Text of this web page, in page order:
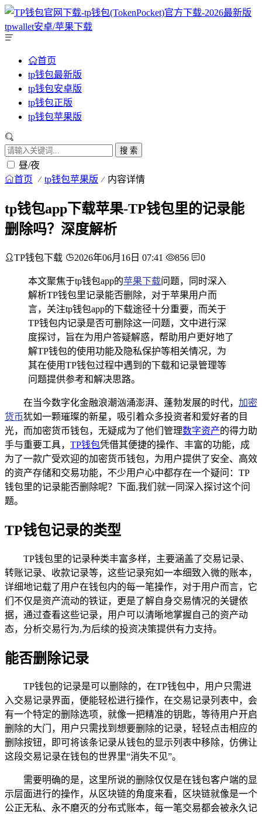
首页
tp钱包最新版
tp钱包安卓版
tp钱包正版
tp钱包苹果版
搜 索
昼/夜
首页 tp钱包苹果版 内容详情
tp钱包app下载苹果-TP钱包里的记录能
删除吗？深度解析
TP钱包下载 2026年06月16日 07:41 856 0
本文聚焦于tp钱包app的苹果下载问题，同时深入
解析TP钱包里记录能否删除，对于苹果用户而
言，关注tp钱包app的下载途径十分重要，而关于
TP钱包内记录是否可删除这一问题，文中进行深
度探讨，旨在为用户答疑解惑，帮助用户更好地了
解TP钱包的使用功能及隐私保护等相关情况，为
其在使用TP钱包过程中遇到的下载和记录管理等
问题提供参考和解决思路。
在当今数字化金融浪潮汹涌澎湃、蓬勃发展的时代， 加密
货币犹如一颗璀璨的新星，吸引着众多投资者和爱好者的目
光，而加密货币钱包，无疑成为了他们管理数字资产的得力助
手与重要工具， TP钱包凭借其便捷的操作、丰富的功能，成
为了一款广受欢迎的加密货币钱包，为用户提供了安全、高效
的资产存储和交易功能，不少用户心中都存在一个疑问：TP
钱包里的记录能否删除呢？下面,我们就一同深入探讨这个问
题。
TP钱包记录的类型
TP钱包里的记录种类丰富多样，主要涵盖了交易记录、
转账记录、收款记录等，这些记录宛如一本细致入微的账本，
详细地记载了用户在钱包内的每一笔操作，对于用户而言，它
们不仅是资产流动的铁证，更是了解自身交易情况的关键依
据，通过查看这些记录，用户可以清晰地掌握自己的资产动
态，分析交易行为,为后续的投资决策提供有力支持。
能否删除记录
TP钱包的记录是可以删除的，在TP钱包中，用户只需进
入交易记录界面，便能轻松进行操作，在交易记录列表中，会
有一个特定的删除选项，就像一把精准的钥匙，等待用户开启
删除的大门，用户只需找到想要删除的记录，轻轻点击相应的
删除按钮，即可将该条记录从钱包的显示列表中移除，仿佛让
这段交易记录在钱包的世界里“消失不见”。
需要明确的是，这里所说的删除仅仅是在钱包客户端的显
示层面进行的操作，从区块链的角度来看，区块链就像是一个
公正无私、永不磨灭的分布式账本，每一笔交易都会被永久记